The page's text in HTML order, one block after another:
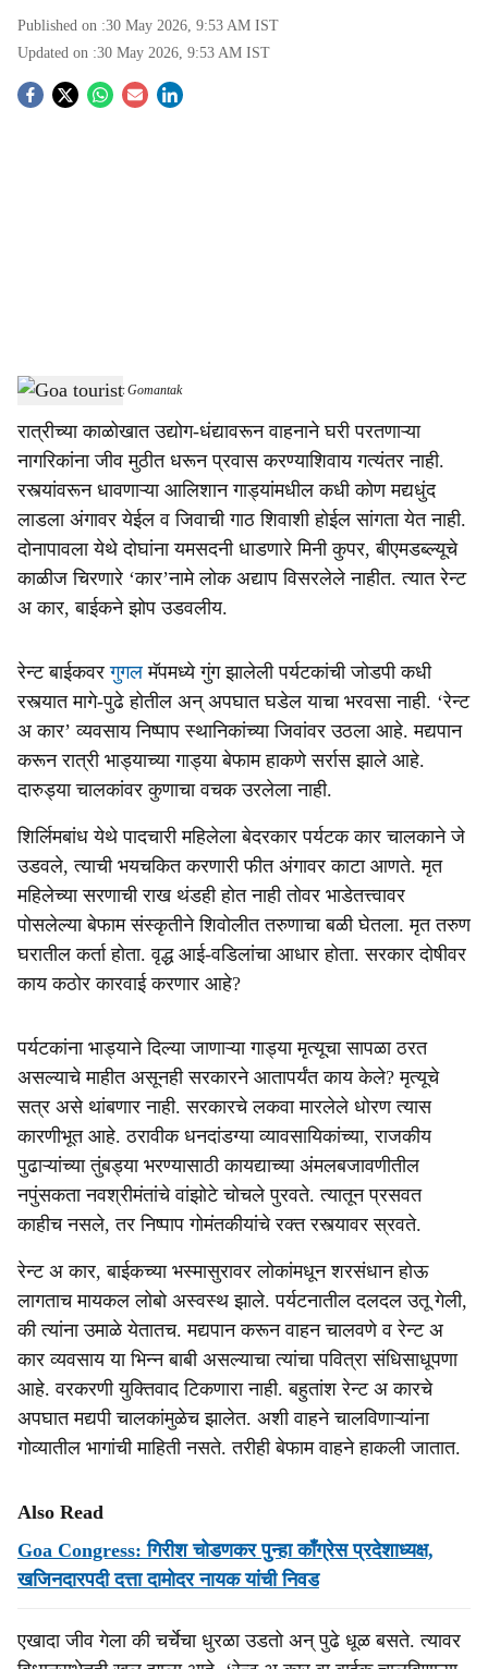
Published on :30 May 2026, 9:53 AM IST
Updated on :30 May 2026, 9:53 AM IST
S
a
r
e
Goa tourist-Dainik Gomantak
रात्रीच्या काळोखात उद्योग-धंद्यावरून वाहनाने घरी परतणाऱ्या
नागरिकांना जीव मुठीत धरून प्रवास करण्याशिवाय गत्यंतर नाही.
रस्त्यांवरून धावणाऱ्या आलिशान गाड्यांमधील कधी कोण मद्यधुंद
लाडला अंगावर येईल व जिवाची गाठ शिवाशी होईल सांगता येत नाही.
दोनापावला येथे दोघांना यमसदनी धाडणारे मिनी कुपर, बीएमडब्ल्यूचे
काळीज चिरणारे ‘कार’नामे लोक अद्याप विसरलेले नाहीत. त्यात रेन्ट
अ कार, बाईकने झोप उडवलीय.
रेन्ट बाईकवरगुगलमॅपमध्ये गुंग झालेली पर्यटकांची जोडपी कधी
रस्त्यात मागे-पुढे होतील अन् अपघात घडेल याचा भरवसा नाही. ‘रेन्ट
अ कार’ व्यवसाय निष्पाप स्थानिकांच्या जिवांवर उठला आहे. मद्यपान
करून रात्री भाड्याच्या गाड्या बेफाम हाकणे सर्रास झाले आहे.
दारुड्या चालकांवर कुणाचा वचक उरलेला नाही.
शिर्लिमबांध येथे पादचारी महिलेला बेदरकार पर्यटक कार चालकाने जे
उडवले, त्याची भयचकित करणारी फीत अंगावर काटा आणते. मृत
महिलेच्या सरणाची राख थंडही होत नाही तोवर भाडेतत्त्वावर
पोसलेल्या बेफाम संस्कृतीने शिवोलीत तरुणाचा बळी घेतला. मृत तरुण
घरातील कर्ता होता. वृद्ध आई-वडिलांचा आधार होता. सरकार दोषीवर
काय कठोर कारवाई करणार आहे?
पर्यटकांना भाड्याने दिल्या जाणाऱ्या गाड्या मृत्यूचा सापळा ठरत
असल्याचे माहीत असूनही सरकारने आतापर्यंत काय केले? मृत्यूचे
सत्र असे थांबणार नाही. सरकारचे लकवा मारलेले धोरण त्यास
कारणीभूत आहे. ठरावीक धनदांडग्या व्यावसायिकांच्या, राजकीय
पुढाऱ्यांच्या तुंबड्या भरण्यासाठी कायद्याच्या अंमलबजावणीतील
नपुंसकता नवश्रीमंतांचे वांझोटे चोचले पुरवते. त्यातून प्रसवत
काहीच नसले, तर निष्पाप गोमंतकीयांचे रक्त रस्त्यावर स्रवते.
रेन्ट अ कार, बाईकच्या भस्मासुरावर लोकांमधून शरसंधान होऊ
लागताच मायकल लोबो अस्वस्थ झाले. पर्यटनातील दलदल उतू गेली,
की त्यांना उमाळे येतातच. मद्यपान करून वाहन चालवणे व रेन्ट अ
कार व्यवसाय या भिन्न बाबी असल्याचा त्यांचा पवित्रा संधिसाधूपणा
आहे. वरकरणी युक्तिवाद टिकणारा नाही. बहुतांश रेन्ट अ कारचे
अपघात मद्यपी चालकांमुळेच झालेत. अशी वाहने चालविणाऱ्यांना
गोव्यातील भागांची माहिती नसते. तरीही बेफाम वाहने हाकली जातात.
Also Read
Goa Congress: गिरीश चोडणकर पुन्हा काँग्रेस प्रदेशाध्यक्ष,
खजिनदारपदी दत्ता दामोदर नायक यांची निवड
एखादा जीव गेला की चर्चेचा धुरळा उडतो अन् पुढे धूळ बसते. त्यावर